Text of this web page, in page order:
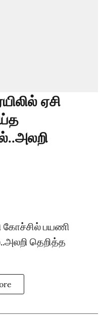
ஏசி
கோச்சில் பயணி
தெறித்த